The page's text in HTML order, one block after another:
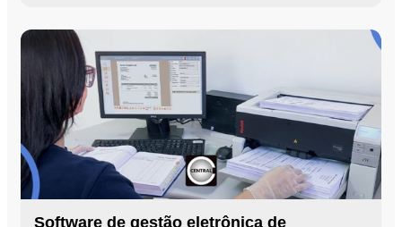
Software de gestão eletrônica de